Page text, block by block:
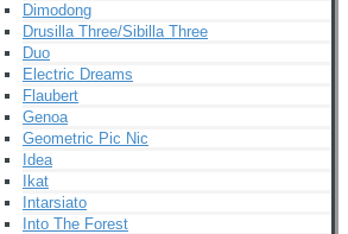
Dimodong
Drusilla Three/Sibilla Three
Duo
Electric Dreams
Flaubert
Genoa
Geometric Pic Nic
Idea
Ikat
Intarsiato
Into The Forest